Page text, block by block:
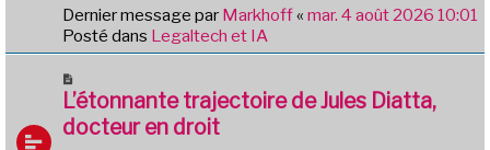
a
u
s
s
Dernier message par Markhoff« mar. 4 août 2026 10:01
Posté dans Legaltech et IA
o
u
v
L’étonnante trajectoire de Jules Diatta,
docteur en droit